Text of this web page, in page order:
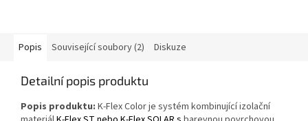
Popis Související soubory (2) Diskuze
Detailní popis produktu
Popis produktu: K‑Flex Color je systém kombinující izolační